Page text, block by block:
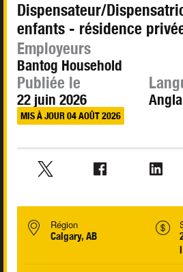
Dispensateur/
enfants - résidence
Employeurs
Bantog Household
Publiée le
22 juin 2026
MIS À JOUR 04 AOÛT 2026
Région
Calgary, AB